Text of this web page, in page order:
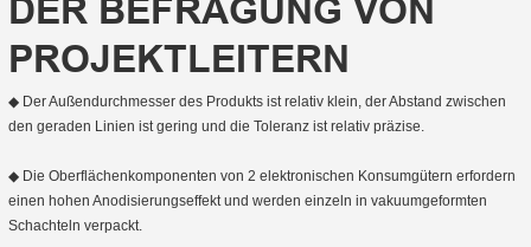
DER BEFRAGUNG VON
PROJEKTLEITERN
◆ Der Außendurchmesser des Produkts ist relativ klein, der Abstand zwischen
den geraden Linien ist gering und die Toleranz ist relativ präzise.
◆ Die Oberflächenkomponenten von 2 elektronischen Konsumgütern erfordern
einen hohen Anodisierungseffekt und werden einzeln in vakuumgeformten
Schachteln verpackt.